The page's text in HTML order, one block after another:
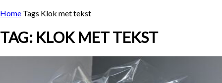
Home Tags Klok met tekst
TAG: KLOK MET TEKST